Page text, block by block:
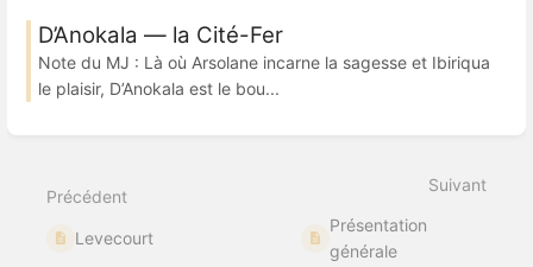
D’Anokala — la Cité-Fer
Note du MJ : Là où Arsolane incarne la sagesse et Ibiriqua
le plaisir, D’Anokala est le bou...
Précédent
Levecourt
Suivant
Présentation
générale